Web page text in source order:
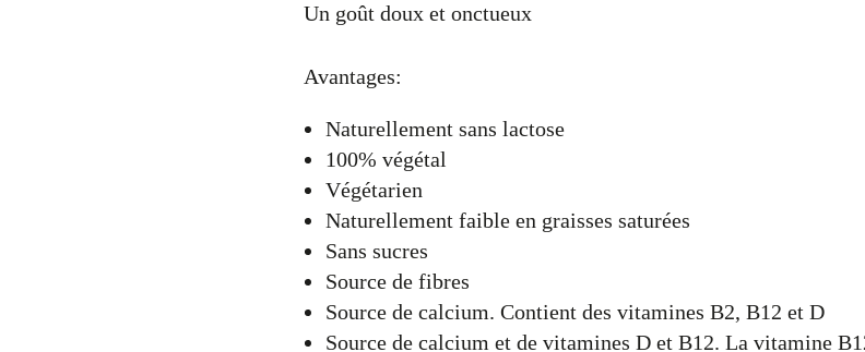
Un goût doux et onctueux
Avantages:
Naturellement sans lactose
100% végétal
Végétarien
Naturellement faible en graisses saturées
Sans sucres
Source de fibres
Source de calcium. Contient des vitamines B2, B12 et D
Source de calcium et de vitamines D et B12. La vitamine